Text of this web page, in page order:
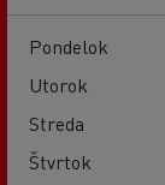
Pondelok
Utorok
Streda
Štvrtok